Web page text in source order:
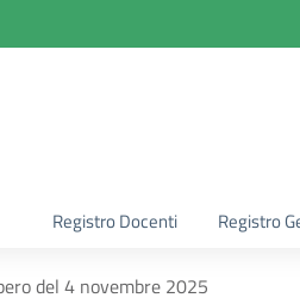
Registro Docenti Registro
del 4 novembre 2025